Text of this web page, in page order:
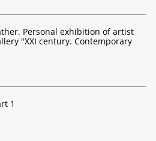
Personal exhibition of artist
"XXI century. Contemporary
1